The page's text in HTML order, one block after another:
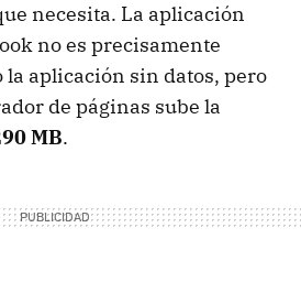
necesita. La aplicación
no es precisamente
la aplicación sin datos, pero
de páginas sube la
MB.